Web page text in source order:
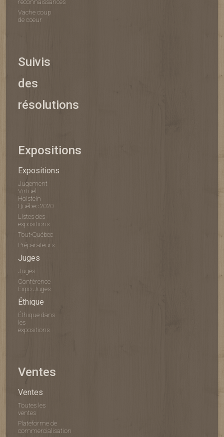
reconnaissances
Vache coup
de coeur
Suivis
des
résolutions
Expositions
Expositions
Jugement
Virtuel
Holstein
Québec 2020
Listes des
expositions
Tout-Québec
Préparateurs
Juges
Juges
Conférence
Expo-Juges
Éthique
Éthique dans
les
expositions
Ventes
Ventes
Toutes les
ventes
Plateforme de
commercialisation